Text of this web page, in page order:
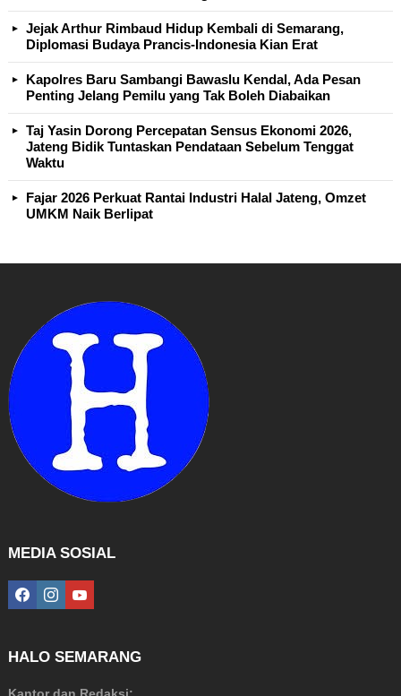
Jejak Arthur Rimbaud Hidup Kembali di Semarang,
Diplomasi Budaya Prancis-Indonesia Kian Erat
Kapolres Baru Sambangi Bawaslu Kendal, Ada Pesan
Penting Jelang Pemilu yang Tak Boleh Diabaikan
Taj Yasin Dorong Percepatan Sensus Ekonomi 2026,
Jateng Bidik Tuntaskan Pendataan Sebelum Tenggat
Waktu
Fajar 2026 Perkuat Rantai Industri Halal Jateng, Omzet
UMKM Naik Berlipat
MEDIA SOSIAL
facebookinstagramyoutube
HALO SEMARANG